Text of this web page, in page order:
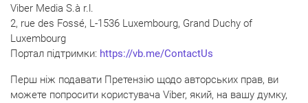
Viber Media S.à r.l.
2, rue des Fossé, L-1536 Luxembourg, Grand Duchy of
Luxembourg
Портал підтримки: https://vb.me/ContactUs
Перш ніж подавати Претензію щодо авторських прав, ви
можете попросити користувача Viber, який, на вашу думку,